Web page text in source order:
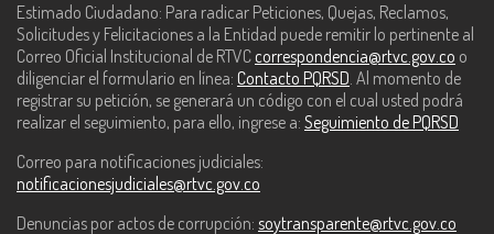
Estimado Ciudadano: Para radicar Peticiones, Quejas, Reclamos,
Solicitudes y Felicitaciones a la Entidad puede remitir lo pertinente al
Correo Oficial Institucional de RTVC correspondencia@rtvc.gov.co o
diligenciar el formulario en línea: Contacto PQRSD. Al momento de
registrar su petición, se generará un código con el cual usted podrá
realizar el seguimiento, para ello, ingrese a: Seguimiento de PQRSD
Correo para notificaciones judiciales:
notificacionesjudiciales@rtvc.gov.co
Denuncias por actos de corrupción: soytransparente@rtvc.gov.co